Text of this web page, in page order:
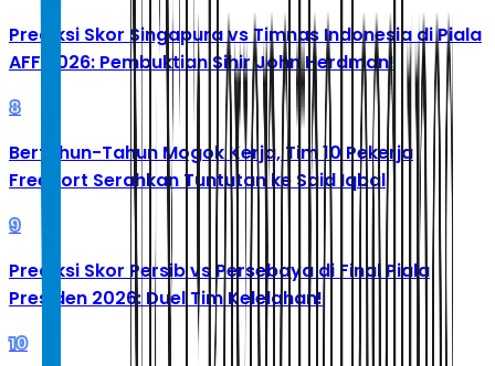
Prediksi Skor Singapura vs Timnas Indonesia di Piala
AFF 2026: Pembuktian Sihir John Herdman!
8
Bertahun-Tahun Mogok Kerja, Tim 10 Pekerja
Freeport Serahkan Tuntutan ke Said Iqbal
9
Prediksi Skor Persib vs Persebaya di Final Piala
Presiden 2026: Duel Tim Kelelahan!
10